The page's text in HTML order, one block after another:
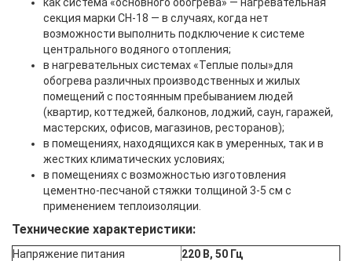
секция марки СН-18 — в случаях, когда нет
возможности выполнить подключение к системе
центрального водяного отопления;
в нагревательных системах «Теплые полы»для
обогрева различных производственных и жилых
помещений с постоянным пребыванием людей
(квартир, коттеджей, балконов, лоджий, саун, гаражей,
мастерских, офисов, магазинов, ресторанов);
в помещениях, находящихся как в умеренных, так и в
жестких климатических условиях;
в помещениях с возможностью изготовления
цементно-песчаной стяжки толщиной 3-5 см с
применением теплоизоляции.
Технические характеристики:
Напряжение питания
220 В, 50 Гц